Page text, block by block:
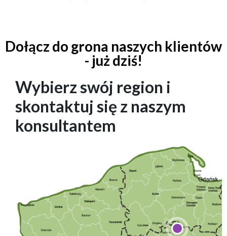
Dołącz do grona naszych klientów
- już dziś!
Wybierz swój region i
skontaktuj się z naszym
konsultantem